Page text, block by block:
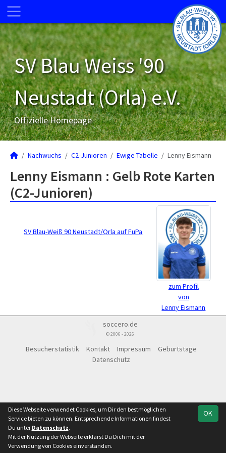
SV Blau Weiss '90
Neustadt (Orla) e.V.
Offizielle Homepage
Nachwuchs C2-Junioren Ewige Tabelle Lenny Eismann
Lenny Eismann : Gelb Rote Karten
(C2-Junioren)
zum Profil
von
Lenny Eismann
SV Blau-Weiß 90 Neustadt/Orla auf FuPa
soccero.de
© 2006 - 2026
Besucherstatistik Kontakt Impressum
Geburtstage
Datenschutz
OK
Diese Webseite verwendet Cookies, um Dir den bestmöglichen
Service bieten zu können. Entsprechende Informationen findest
Du unter Datenschutz.
Mit der Nutzung der Webseite erklärst Du Dich mit der
Verwendung von Cookies einverstanden.